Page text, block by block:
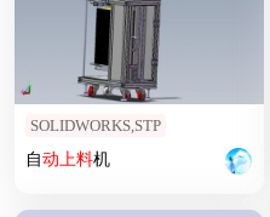
SOLIDWORKS,STP
自动上料机